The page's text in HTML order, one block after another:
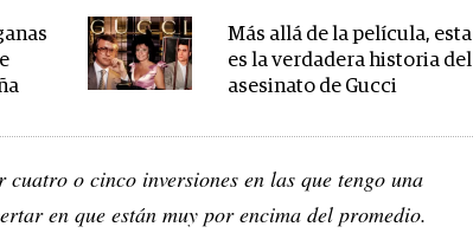
Más allá de la película, esta
es la verdadera historia del
asesinato de Gucci
o cinco inversiones en las que tengo una
en que están muy por encima del promedio.